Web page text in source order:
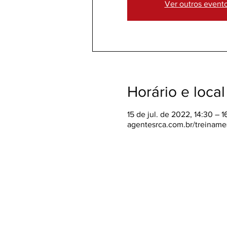
Ver outros
Horário e local
15 de jul. de 2022, 14:30 –
agentesrca.com.br/